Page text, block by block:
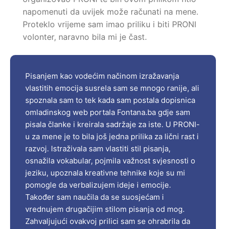
napomenuti da uvijek može računati na mene.
Proteklo vrijeme sam imao priliku i biti PRONI
volonter, naravno bila mi je čast.
Madžid Herceglija
Pisanjem kao vodećim načinom izražavanja
vlastitih emocija susrela sam se mnogo ranije, ali
spoznala sam to tek kada sam postala dopisnica
omladinskog web portala Fontana.ba gdje sam
pisala članke i kreirala sadržaje za iste. U PRONI-
u za mene je to bila još jedna prilika za lični rast i
razvoj. Istraživala sam vlastiti stil pisanja,
osnažila vokabular, pojmila važnost svjesnosti o
jeziku, upoznala kreativne tehnike koje su mi
pomogle da verbalizujem ideje i emocije.
Također sam naučila da se suosjećam i
vrednujem drugačijim stilom pisanja od mog.
Zahvaljujući ovakvoj prilici sam se ohrabrila da